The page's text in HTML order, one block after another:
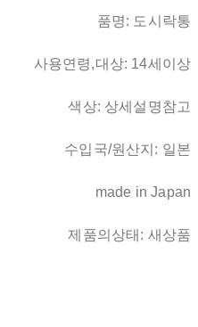
품명: 도시락통
사용연령,대상: 14세이상
색상: 상세설명참고
수입국/원산지: 일본
made in Japan
제품의상태: 새상품